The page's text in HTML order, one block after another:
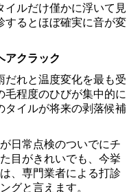
イルだけ僅かに浮いて見
するとほぼ確実に音が変
アクラック
だれと温度変化を最も受
毛程度のひびが集中的に
タイルが将来の剥落候補
日常点検のついでにチ
目がきれいでも、今挙
、専門業者による打診
グと言えます。